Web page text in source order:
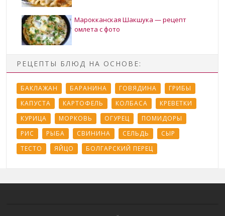
Марокканская Шакшука — рецепт
омлета с фото
РЕЦЕПТЫ БЛЮД НА ОСНОВЕ:
БАКЛАЖАН БАРАНИНА ГОВЯДИНА
ГРИБЫ
КАПУСТА
КАРТОФЕЛЬ КОЛБАСА
КРЕВЕТКИ
КУРИЦА
МОРКОВЬ ОГУРЕЦ
ПОМИДОРЫ
РИС
РЫБА СВИНИНА СЕЛЬДЬ
СЫР
ТЕСТО
ЯЙЦО БОЛГАРСКИЙ ПЕРЕЦ